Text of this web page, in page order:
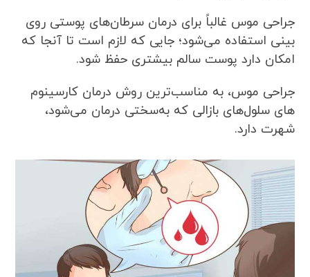
جراحی موس غالباً برای درمان سرطان‌های پوستی روی
بینی استفاده می‌شود؛ جایی که لازم است تا آنجا که
امکان دارد پوست سالم بیشتری حفظ شود.
جراحی موس، به مناسب‌ترین روش درمان کارسینوم
های سلول‌های بازالی که به‌سختی درمان می‌شود،
شهرت دارد.